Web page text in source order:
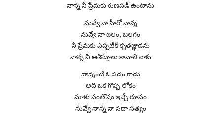
నాన్న నీ ప్రేమకు రుణపడి ఉంటాను
నువ్వే నా హీరో నాన్న
నువ్వే నా బలం, బలగం
నీ ప్రేమకు ఎప్పటికీ కృతజ్ఞుడను
నాన్న నీ ఆశీస్సులు కావాలి నాకు
నాన్నంటే ఓ పదం కాదు
అది ఒక గొప్ప లోకం
మాకు సంతోషం ఇచ్చే రూపం
నువ్వే నాన్న నా సదా సత్యం